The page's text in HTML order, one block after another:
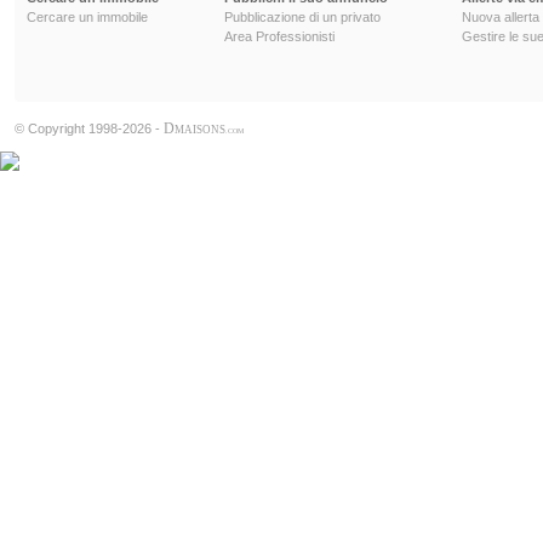
Cercare un immobile
Pubblicazione di un privato
Area Professionisti
Nuova allerta
Gestire le
© Copyright 1998-2026 - DMAISONS .COM